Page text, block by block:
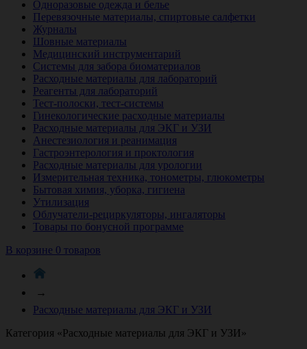
Одноразовые одежда и белье
Перевязочные материалы, спиртовые салфетки
Журналы
Шовные материалы
Медицинский инструментарий
Системы для забора биоматериалов
Расходные материалы для лабораторий
Реагенты для лабораторий
Тест-полоски, тест-системы
Гинекологические расходные материалы
Расходные материалы для ЭКГ и УЗИ
Анестезиология и реанимация
Гастроэнтерология и проктология
Расходные материалы для урологии
Измерительная техника, тонометры, глюкометры
Бытовая химия, уборка, гигиена
Утилизация
Облучатели-рециркуляторы, ингаляторы
Товары по бонусной программе
В корзине 0 товаров
→
Расходные материалы для ЭКГ и УЗИ
Категория «Расходные материалы для ЭКГ и УЗИ»